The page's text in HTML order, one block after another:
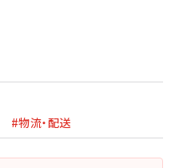
#物流・配送